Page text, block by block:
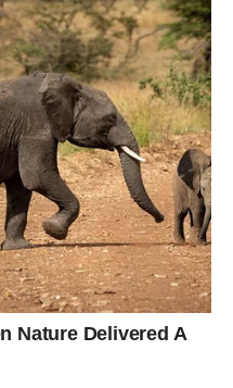
STIŽE
Zvijezde
koji će vam donijeti
sve konačno slaže na
ili ostvarenju želje
je posebno naglašeno
kada ste gotovo